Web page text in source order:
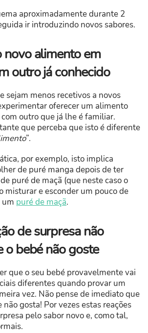
aproximadamente durante 2
ir introduzindo novos sabores.
novo alimento em
outro já conhecido
sejam menos recetivos a novos
oferecer um alimento
outro que já lhe é familiar.
que perceba que isto é diferente
”.
por exemplo, isto implica
de puré manga depois de ter
puré de maçã (que neste caso o
misturar e esconder um pouco de
um puré de maçã.
de surpresa não
o bebé não goste
que o seu bebé provavelmente vai
diferentes quando provar um
vez. Não pense de imediato que
gosta! Por vezes estas reações
pelo sabor novo e, como tal,